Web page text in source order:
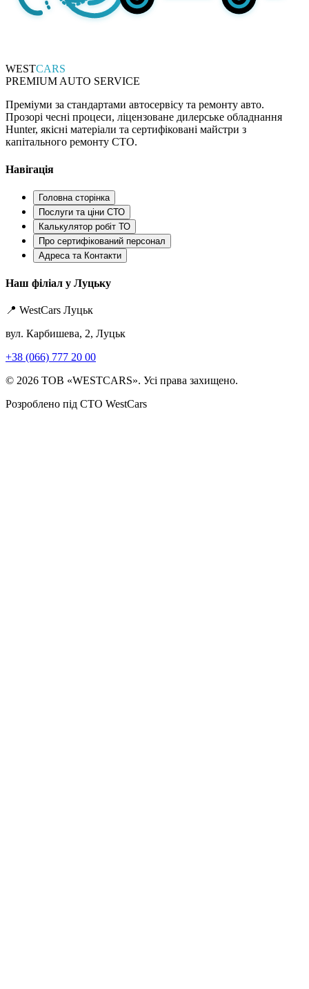
WESTCARS
PREMIUM AUTO SERVICE
Преміуми за стандартами автосервісу та ремонту авто.
Прозорі чесні процеси, ліцензоване дилерське обладнання
Hunter, якісні матеріали та сертифіковані майстри з
капітального ремонту СТО.
Навігація
Головна сторінка
Послуги та ціни СТО
Калькулятор робіт ТО
Про сертифікований персонал
Адреса та Контакти
Наш філіал у Луцьку
📍 WestCars Луцьк
вул. Карбишева, 2, Луцьк
+38 (066) 777 20 00
© 2026 ТОВ «WESTCARS». Усі права захищено.
Розроблено під СТО WestCars